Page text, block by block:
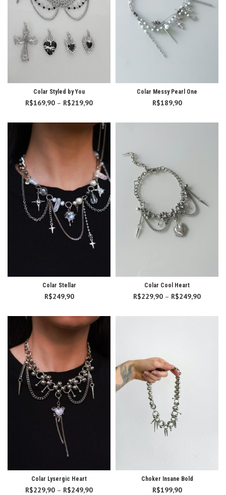
Colar Styled by You
R$169,90 – R$219,90
R$169,90
através
R$219,90
Colar Messy Pearl One
R$189,90
Colar Stellar
R$249,90
Colar Cool Heart
R$229,90 – R$249,90
Colar Lysergic Heart
R$229,90 – R$249,90
Choker Insane Bold
R$199,90